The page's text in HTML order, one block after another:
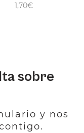
1,70€
sobre
y nos